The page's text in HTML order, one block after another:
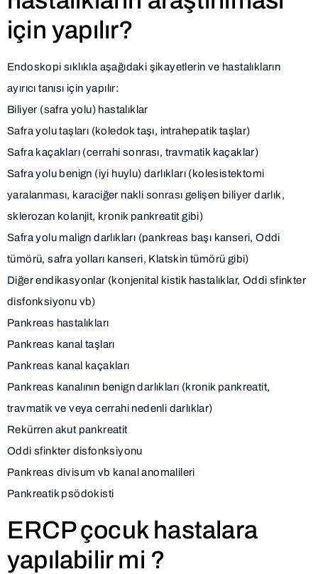
için yapılır?
Endoskopi sıklıkla aşağıdaki şikayetlerin ve hastalıkların
ayırıcı tanısı için yapılır:
Biliyer (safra yolu) hastalıklar
Safra yolu taşları (koledok taşı, intrahepatik taşlar)
Safra kaçakları (cerrahi sonrası, travmatik kaçaklar)
Safra yolu benign (iyi huylu) darlıkları (kolesistektomi
yaralanması, karaciğer nakli sonrası gelişen biliyer darlık,
sklerozan kolanjit, kronik pankreatit gibi)
Safra yolu malign darlıkları (pankreas başı kanseri, Oddi
tümörü, safra yolları kanseri, Klatskin tümörü gibi)
Diğer endikasyonlar (konjenital kistik hastalıklar, Oddi sfinkter
disfonksiyonu vb)
Pankreas hastalıkları
Pankreas kanal taşları
Pankreas kanal kaçakları
Pankreas kanalının benign darlıkları (kronik pankreatit,
travmatik ve veya cerrahi nedenli darlıklar)
Rekürren akut pankreatit
Oddi sfinkter disfonksiyonu
Pankreas divisum vb kanal anomalileri
Pankreatik psödokisti
ERCP çocuk hastalara
yapılabilir mi ?